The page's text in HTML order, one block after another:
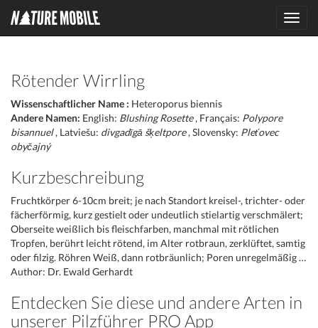
Rötender Wirrling
Wissenschaftlicher Name : Heteroporus biennis
Andere Namen: English: Blushing Rosette, Français: Polypore
bisannuel, Latviešu: divgadīgā šķeltpore, Slovensky: Pleťovec
obyčajný
Kurzbeschreibung
Fruchtkörper 6-10cm breit; je nach Standort kreisel-, trichter- oder
fächerförmig, kurz gestielt oder undeutlich stielartig verschmälert;
Oberseite weißlich bis fleischfarben, manchmal mit rötlichen
Tropfen, berührt leicht rötend, im Alter rotbraun, zerklüftet, samtig
oder filzig. Röhren Weiß, dann rotbräunlich; Poren unregelmäßig …
Author: Dr. Ewald Gerhardt
Entdecken Sie diese und andere Arten in
unserer Pilzführer PRO App